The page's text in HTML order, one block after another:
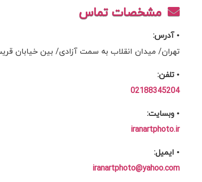
مشخصات تماس
• آدرس:
تهران/ میدان انقلاب به سمت آزادی/ بین خیابان قریب و
• تلفن:
02188345204
• وبسایت:
iranartphoto.ir
• ایمیل:
iranartphoto@yahoo.com